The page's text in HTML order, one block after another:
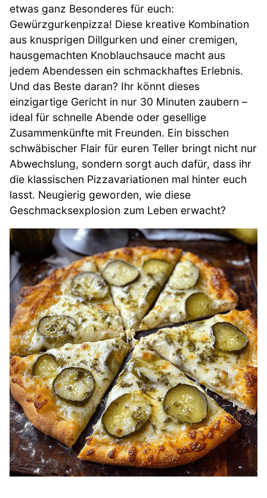
etwas ganz Besonderes für euch:
Gewürzgurkenpizza! Diese kreative Kombination
aus knusprigen Dillgurken und einer cremigen,
hausgemachten Knoblauchsauce macht aus
jedem Abendessen ein schmackhaftes Erlebnis.
Und das Beste daran? Ihr könnt dieses
einzigartige Gericht in nur 30 Minuten zaubern –
ideal für schnelle Abende oder gesellige
Zusammenkünfte mit Freunden. Ein bisschen
schwäbischer Flair für euren Teller bringt nicht nur
Abwechslung, sondern sorgt auch dafür, dass ihr
die klassischen Pizzavariationen mal hinter euch
lasst. Neugierig geworden, wie diese
Geschmacksexplosion zum Leben erwacht?